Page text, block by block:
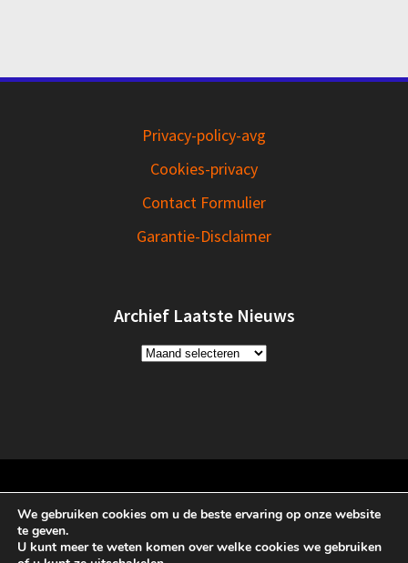
Privacy-policy-avg
Cookies-privacy
Contact Formulier
Garantie-Disclaimer
Archief Laatste Nieuws
Archief
Henk van Sinderen
We gebruiken cookies om u de beste ervaring op onze website
te geven.
U kunt meer te weten komen over welke cookies we gebruiken